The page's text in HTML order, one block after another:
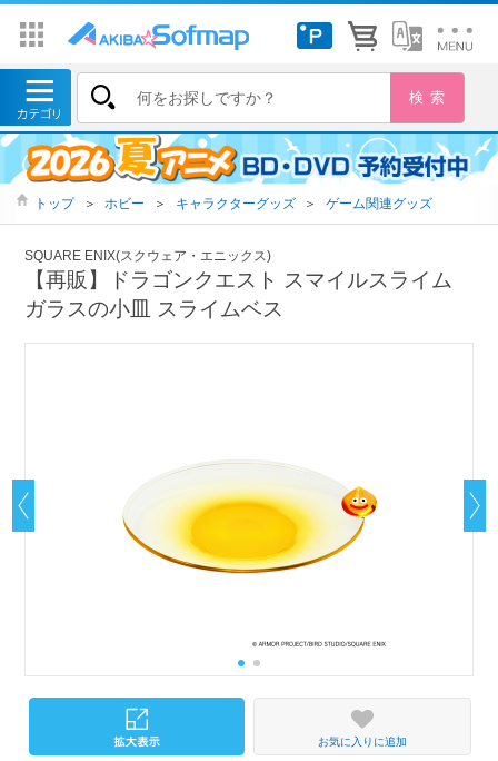
トップ ＞ ホビー ＞ キャラクターグッズ ＞ ゲーム関連グッズ
SQUARE ENIX(スクウェア・エニックス)
【再販】ドラゴンクエスト スマイルスライム
ガラスの小皿 スライムベス
お気に入りに追加